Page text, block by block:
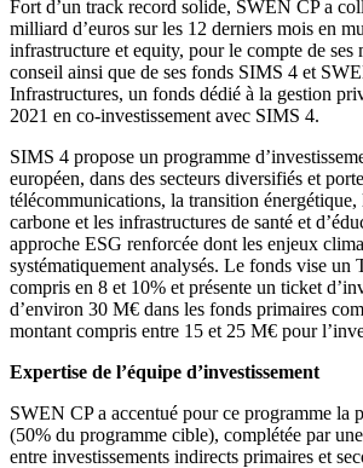
Fort d’un track record solide, SWEN CP a
milliard d’euros sur les 12 derniers mois en
infrastructure et equity, pour le compte de ses
conseil ainsi que de ses fonds SIMS 4 et
Infrastructures, un fonds dédié à la gestion
2021 en co-investissement avec SIMS 4.
SIMS 4 propose un programme
européen, dans des secteurs diversifiés et
télécommunications, la transition
carbone et les infrastructures de santé et
approche ESG renforcée dont les enjeux
systématiquement analysés. Le fonds vise un
compris en 8 et 10% et présente un ticket
d’environ 30 M€ dans les fonds primaires
montant compris entre 15 et 25 M€ pour
Expertise de l’équipe d’investissement
SWEN CP a accentué pour ce programme la
(50% du programme cible), complétée par
entre investissements indirects primaires et